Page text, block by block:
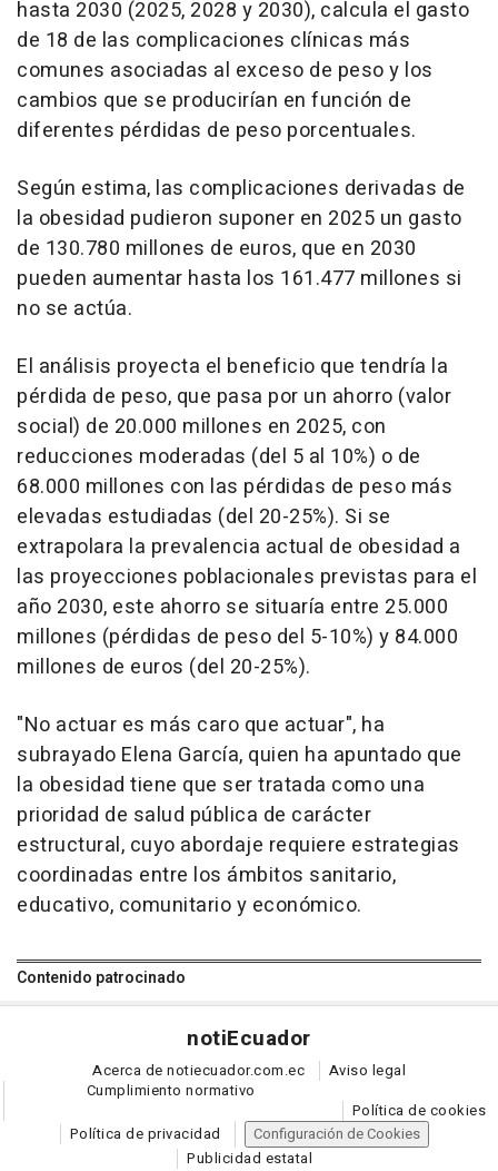
hasta 2030 (2025, 2028 y 2030), calcula el gasto
de 18 de las complicaciones clínicas más
comunes asociadas al exceso de peso y los
cambios que se producirían en función de
diferentes pérdidas de peso porcentuales.
Según estima, las complicaciones derivadas de
la obesidad pudieron suponer en 2025 un gasto
de 130.780 millones de euros, que en 2030
pueden aumentar hasta los 161.477 millones si
no se actúa.
El análisis proyecta el beneficio que tendría la
pérdida de peso, que pasa por un ahorro (valor
social) de 20.000 millones en 2025, con
reducciones moderadas (del 5 al 10%) o de
68.000 millones con las pérdidas de peso más
elevadas estudiadas (del 20-25%). Si se
extrapolara la prevalencia actual de obesidad a
las proyecciones poblacionales previstas para el
año 2030, este ahorro se situaría entre 25.000
millones (pérdidas de peso del 5-10%) y 84.000
millones de euros (del 20-25%).
"No actuar es más caro que actuar", ha
subrayado Elena García, quien ha apuntado que
la obesidad tiene que ser tratada como una
prioridad de salud pública de carácter
estructural, cuyo abordaje requiere estrategias
coordinadas entre los ámbitos sanitario,
educativo, comunitario y económico.
Contenido patrocinado
notiEcuador
Acerca de notiecuador.com.ec
Aviso legal
Cumplimiento normativo
Política de cookies
Política de privacidad
Configuración de Cookies
Publicidad estatal